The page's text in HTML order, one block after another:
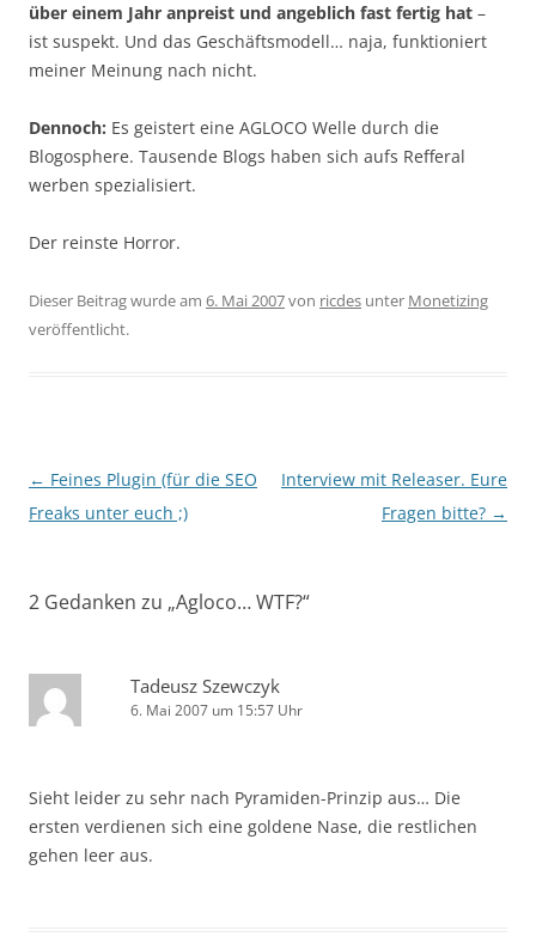
über einem Jahr anpreist und angeblich fast fertig hat –
ist suspekt. Und das Geschäftsmodell… naja, funktioniert
meiner Meinung nach nicht.
Dennoch: Es geistert eine AGLOCO Welle durch die
Blogosphere. Tausende Blogs haben sich aufs Refferal
werben spezialisiert.
Der reinste Horror.
Dieser Beitrag wurde am 6. Mai 2007von ricdes unter Monetizing
veröffentlicht.
Beitragsnavigation
← Feines Plugin (für die SEO
Freaks unter euch ;)
Interview mit Releaser. Eure
Fragen bitte? →
2 Gedanken zu „Agloco… WTF?“
Tadeusz Szewczyk
6. Mai 2007 um 15:57 Uhr
Sieht leider zu sehr nach Pyramiden-Prinzip aus… Die
ersten verdienen sich eine goldene Nase, die restlichen
gehen leer aus.